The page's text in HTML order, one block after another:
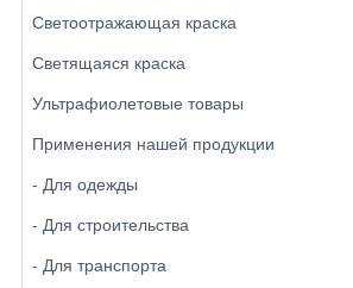
Светоотражающая краска
Светящаяся краска
Ультрафиолетовые товары
Применения нашей продукции
- Для одежды
- Для строительства
- Для транспорта